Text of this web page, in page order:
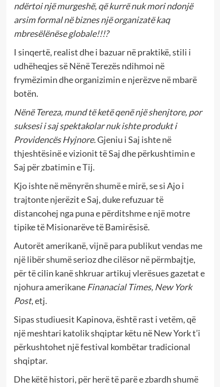
ndërtoi një murgeshë, që kurrë nuk mori ndonjë
arsim formal në biznes një organizatë kaq
mbresëlënëse globale!!!?
I sinqertë, realist dhe i bazuar në praktikë, stili i
udhëheqjes së Nënë Terezës ndihmoi në
frymëzimin dhe organizimin e njerëzve në mbarë
botën.
Nënë Tereza, mund të ketë qenë një shenjtore, por
suksesi i saj spektakolar nuk ishte produkt i
Providencës Hyjnore.Gjeniu i Saj ishte në
thjeshtësinë e vizionit të Saj dhe përkushtimin e
Saj për zbatimin e Tij.
Kjo ishte në mënyrën shumë e mirë, se si Ajo i
trajtonte njerëzit e Saj, duke refuzuar të
distancohej nga puna e përditshme e një motre
tipike të Misionarëve të Bamirësisë.
Autorët amerikanë, vijnë para publikut vendas me
një libër shumë serioz dhe cilësor në përmbajtje,
për të cilin kanë shkruar artikuj vlerësues gazetat e
njohura amerikane Finanacial Times, New York
Post, etj.
Sipas studiuesit Kapinova, është rast i vetëm, që
një meshtari katolik shqiptar këtu në New York t’i
përkushtohet një festival kombëtar tradicional
shqiptar.
Dhe këtë histori, për herë të parë e zbardh shumë